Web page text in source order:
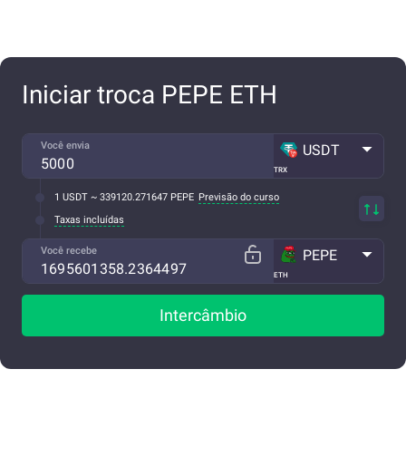
Iniciar troca PEPE ETH
Você envia
TRX
USDT
1 USDT ~ 339120.271647 PEPE Previsão do curso
Taxas incluídas
Você recebe
ETH
PEPE
Intercâmbio